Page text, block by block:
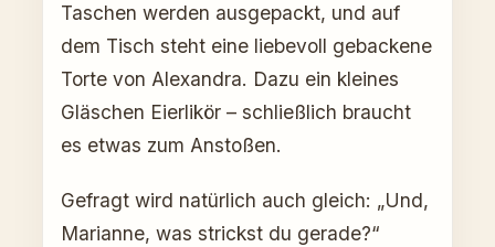
Taschen werden ausgepackt, und auf
dem Tisch steht eine liebevoll gebackene
Torte von Alexandra. Dazu ein kleines
Gläschen Eierlikör – schließlich braucht
es etwas zum Anstoßen.
Gefragt wird natürlich auch gleich: „Und,
Marianne, was strickst du gerade?“